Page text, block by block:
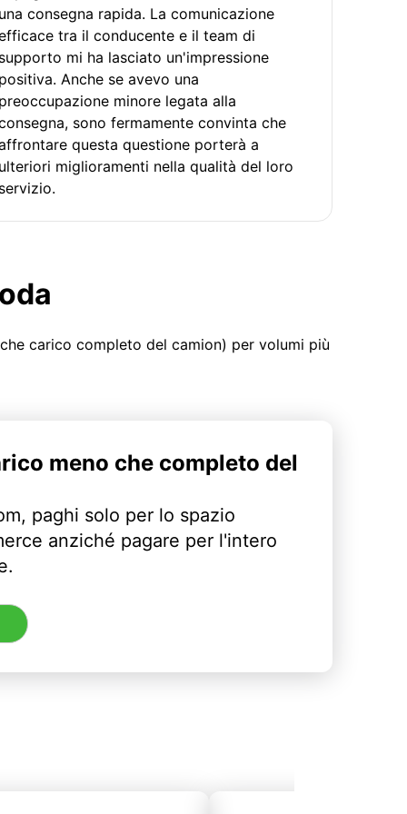
consegna rapida. La comunicazione
tra il conducente e il team di
mi ha lasciato un'impressione
Anche se avevo una
minore legata alla
sono fermamente convinta che
questa questione porterà a
miglioramenti nella qualità del loro
carico completo del camion) per volumi più
meno che completo del
paghi solo per lo spazio
anziché pagare per l'intero